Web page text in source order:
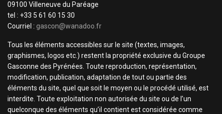
09100 Villeneuve du Paréage
tel : +33 5 61 60 15 30
Courriel : gascon@wanadoo.fr
Tous les éléments accessibles sur le site (textes, images,
graphismes, logos etc.) restent la propriété exclusive du Groupe
Gasconne des Pyrénées. Toute reproduction, représentation,
modification, publication, adaptation de tout ou partie des
éléments du site, quel que soit le moyen ou le procédé utilisé, est
interdite. Toute exploitation non autorisée du site ou de l’un
quelconque des éléments qu’il contient est considérée comme